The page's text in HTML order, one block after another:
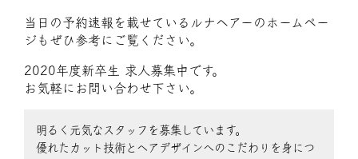
当日の予約速報を載せているルナヘアーのホームペー
ジもぜひ参考にご覧ください。
2020年度新卒生 求人募集中です。
お気軽にお問い合わせ下さい。
明るく元気なスタッフを募集しています。
優れたカット技術とヘアデザインへのこだわりを身につ